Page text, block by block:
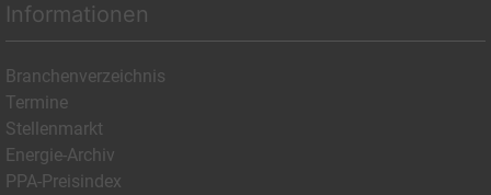
Informationen
Branchenverzeichnis
Termine
Stellenmarkt
Energie-Archiv
PPA-Preisindex